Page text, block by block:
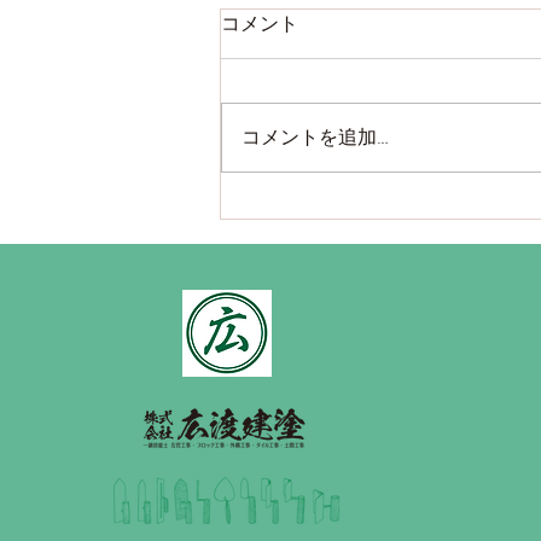
室内土間、ローリー車でのレ
ベリング打設の様子
コメント
コメントを追加…